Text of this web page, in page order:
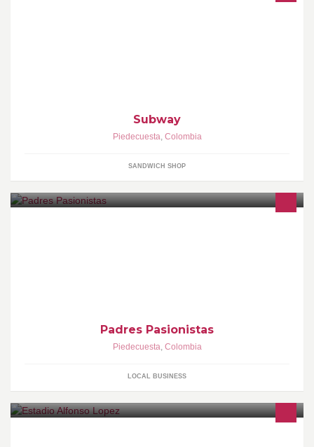
Subway
Piedecuesta, Colombia
SANDWICH SHOP
Padres Pasionistas
Piedecuesta, Colombia
LOCAL BUSINESS